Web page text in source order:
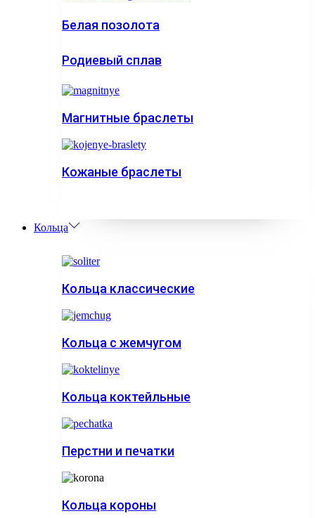
Белая позолота
Родиевый сплав
Магнитные браслеты
Кожаные браслеты
Кольца
Кольца классические
Кольца с жемчугом
Кольца коктейльные
Перстни и печатки
Кольца короны